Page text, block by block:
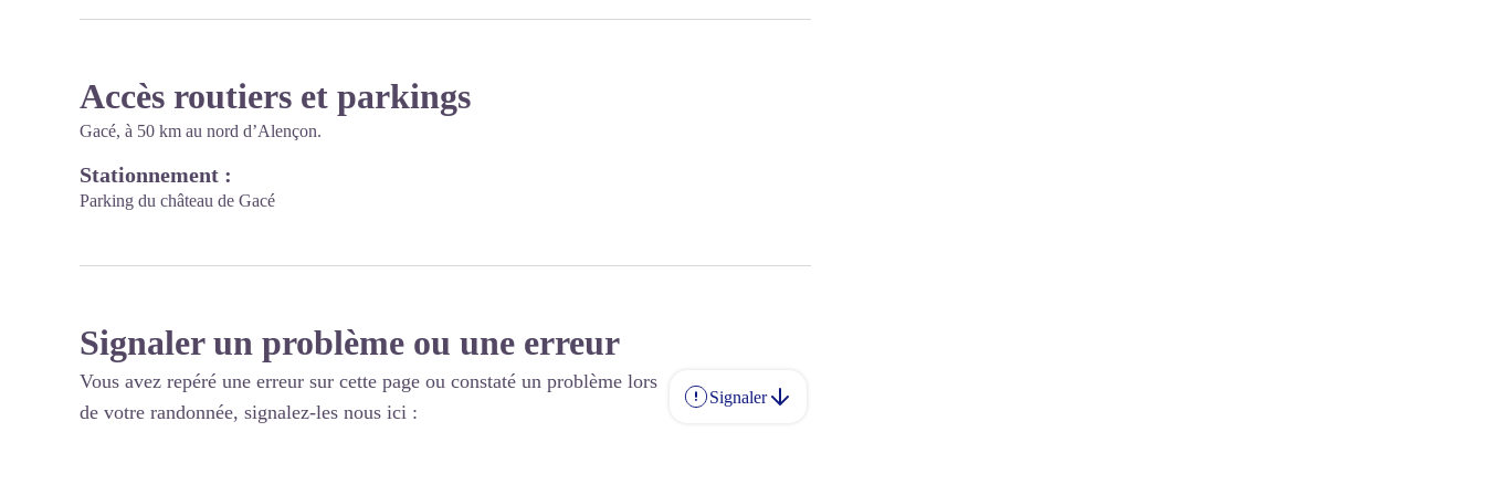
Accès routiers et parkings
Gacé, à 50 km au nord d’Alençon.
Stationnement :
Parking du château de Gacé
Signaler un problème ou une erreur
Vous avez repéré une erreur sur cette page ou constaté un problème lors
de votre randonnée, signalez-les nous ici :
Signaler